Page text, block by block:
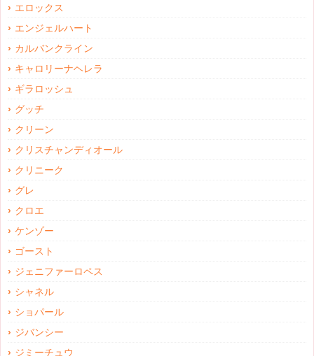
エロックス
エンジェルハート
カルバンクライン
キャロリーナヘレラ
ギラロッシュ
グッチ
クリーン
クリスチャンディオール
クリニーク
グレ
クロエ
ケンゾー
ゴースト
ジェニファーロペス
シャネル
ショパール
ジバンシー
ジミーチュウ